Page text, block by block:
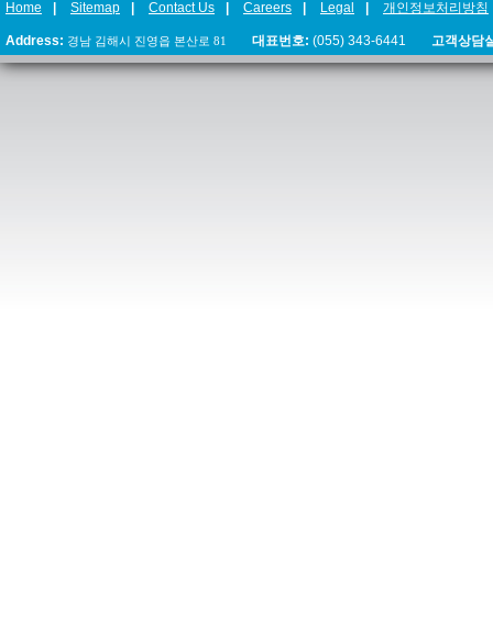
Home Sitemap Contact Us Careers Legal 개인정보처리방침
Address: 경남 김해시 진영읍 본산로 81 대표번호: (055) 343-6441 고객상담